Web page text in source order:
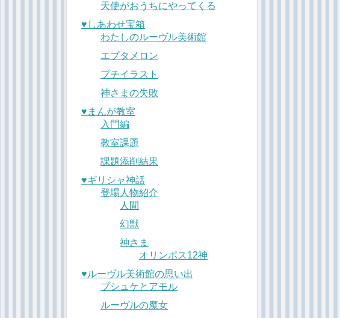
天使がおうちにやってくる
♥︎しあわせ宝箱
わたしのルーヴル美術館
エプタメロン
プチイラスト
神さまの失敗
♥︎まんが教室
入門編
教室課題
課題添削結果
♥︎ギリシャ神話
登場人物紹介
人間
幻獣
神さま
オリンポス12神
♥︎ルーヴル美術館の思い出
プシュケとアモル
ルーヴルの魔女